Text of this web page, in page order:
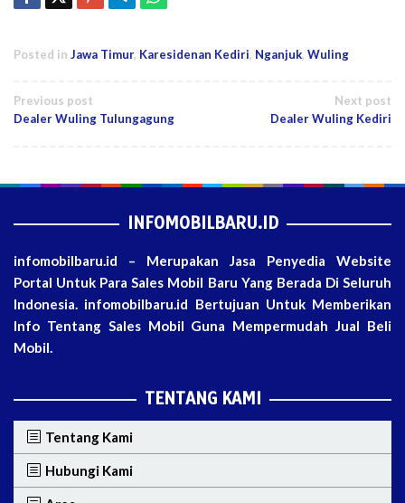
Posted in Jawa Timur, Karesidenan Kediri, Nganjuk, Wuling
Post
Previous post
Dealer Wuling Tulungagung
Next post
Dealer Wuling Kediri
INFOMOBILBARU.ID
infomobilbaru.id – Merupakan Jasa Penyedia Website
Portal Untuk Para Sales Mobil Baru Yang Berada Di Seluruh
Indonesia. infomobilbaru.id Bertujuan Untuk Memberikan
Info Tentang Sales Mobil Guna Mempermudah Jual Beli
Mobil.
TENTANG KAMI
Tentang Kami
Hubungi Kami